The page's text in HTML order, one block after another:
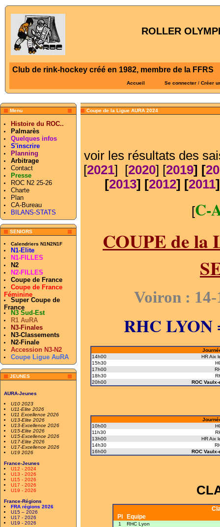
ROLLER
Club de rink-hockey créé en 1982, membre de la FFRS
Accueil Se connecter / Créer
Menu
Histoire du ROC..
Palmarès
Quelques infos
S'inscrire
Planning
Arbitrage
Contact
Presse
ROC N2 25-26
Charte
Plan
CA-Bureau
BILANS-STATS
SENIORS
Calendriers N1N2N1F
N1-Elite
N1-FILLES
N2
N2-FILLES
Coupe de France
Coupe de France
Féminine
Super Coupe de
France
N3 Sud-Est
R1 AuRA
N3-Finales
N3-Classements
N2-Finale
Accession N3-N2
Coupe Ligue AuRA
JEUNES
AURA-Jeunes
U10 2023
U11-Elite 2026
U11 Excellence 2026
U13-Elite 2026
U13-Excellence 2026
U15-Elite 2026
U15-Excellence 2026
U17-Elite 2026
U17-Excellence 2026
U19 2026
France-Jeunes
U12 - 2024
U13 - 2026
U15 - 2026
U17 - 2026
U19 - 2026
France-Régions
FRA régions 2026
U15 – 2026
U17 - 2026
U19 - 2026
Coupe de la Ligue AURA 2024
voir les résultats des
[2021] [2020] [2019] [
[2013] [2012] [2011
[C-
COUPE de la
Voiron : 14-
RHC LYON
14h00
HR Aix
15h30
17h00
18h30
20h00
ROC Vaulx-
10h00
11h30
13h00
HR Aix
14h30
16h00
ROC Vaulx-
Pl
Equipe
1
RHC Lyon